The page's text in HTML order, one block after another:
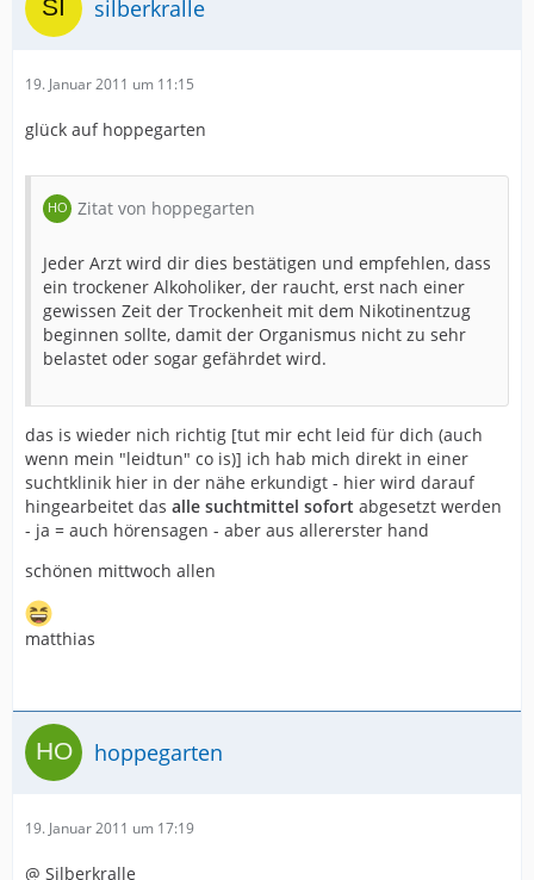
silberkralle
19. Januar 2011 um 11:15
glück auf hoppegarten
Zitat von hoppegarten
Jeder Arzt wird dir dies bestätigen und empfehlen, dass
ein trockener Alkoholiker, der raucht, erst nach einer
gewissen Zeit der Trockenheit mit dem Nikotinentzug
beginnen sollte, damit der Organismus nicht zu sehr
belastet oder sogar gefährdet wird.
das is wieder nich richtig [tut mir echt leid für dich (auch
wenn mein "leidtun" co is)] ich hab mich direkt in einer
suchtklinik hier in der nähe erkundigt - hier wird darauf
hingearbeitet das alle suchtmittel sofort abgesetzt werden
- ja = auch hörensagen - aber aus allererster hand
schönen mittwoch allen
matthias
hoppegarten
19. Januar 2011 um 17:19
@ Silberkralle